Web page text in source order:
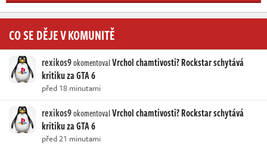
CO SE DĚJE V KOMUNITĚ
rexikos9okomentovalVrchol chamtivosti? Rockstar schytává
kritiku za GTA 6
před 18 minutami
rexikos9okomentovalVrchol chamtivosti? Rockstar schytává
kritiku za GTA 6
před 21 minutami